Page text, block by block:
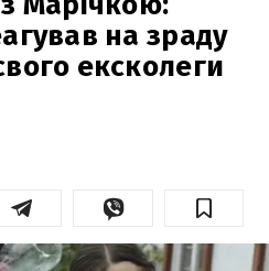
на зраду
ексколеги